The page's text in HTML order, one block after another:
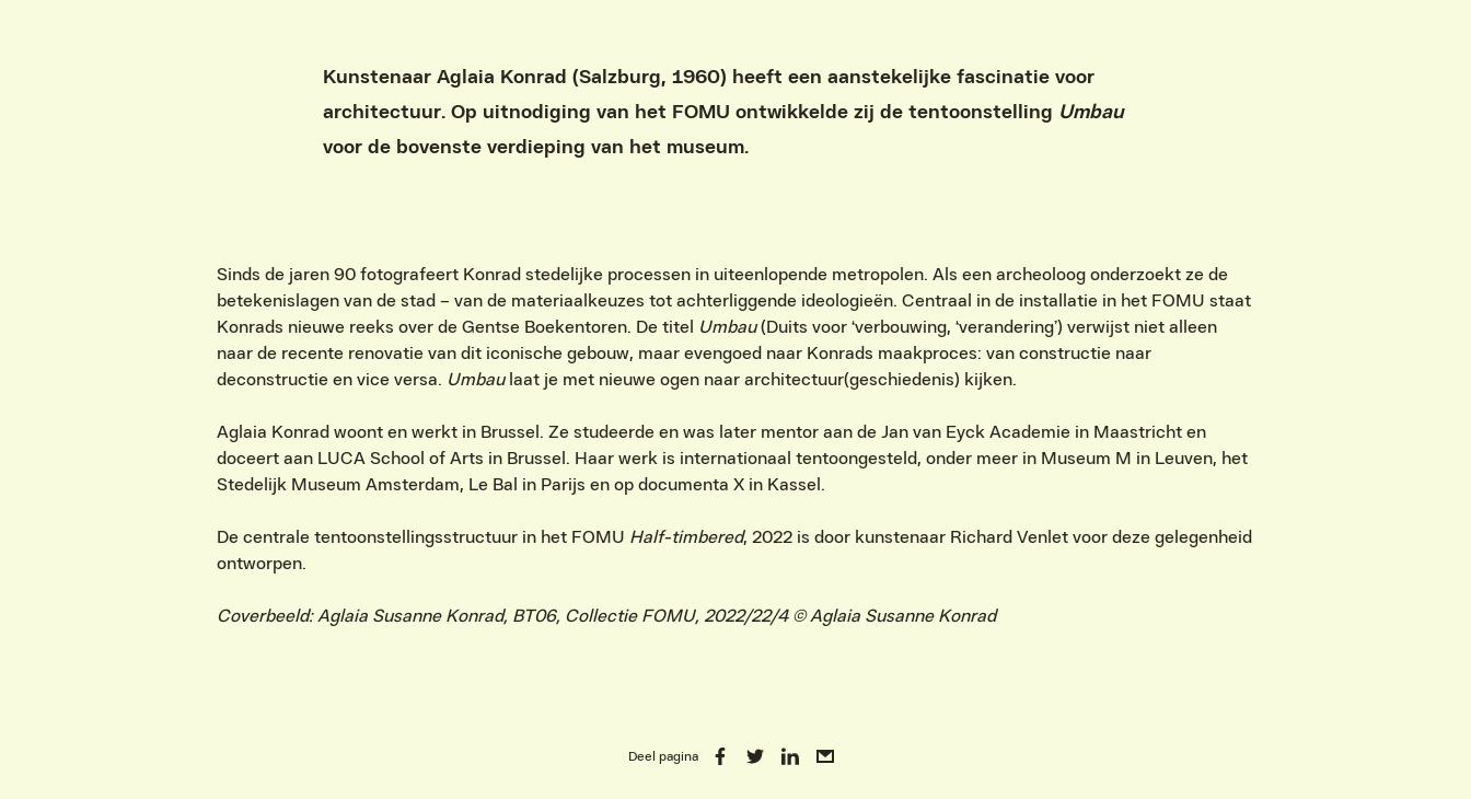
Kunstenaar Aglaia Konrad (Salzburg, 1960) heeft een aanstekelijke fascinatie voor
architectuur. Op uitnodiging van het FOMU ontwikkelde zij de tentoonstelling Umbau
voor de bovenste verdieping van het museum. ​
Sinds de jaren 90 fotografeert Konrad stedelijke processen in uiteenlopende metropolen. Als een archeoloog onderzoekt ze de
betekenislagen van de stad – van de materiaalkeuzes tot achterliggende ideologieën. Centraal in de installatie in het FOMU staat
Konrads nieuwe reeks over de Gentse Boekentoren. De titel
Umbau(Duits voor ‘verbouwing, ‘verandering’) verwijst niet alleen
naar de recente renovatie van dit iconische gebouw, maar evengoed naar Konrads maakproces: van constructie naar
deconstructie en vice versa. Umbaulaat je met nieuwe ogen naar architectuur(geschiedenis) kijken. ​
Aglaia Konrad woont en werkt in Brussel. Ze studeerde en was later mentor aan de Jan van Eyck Academie in Maastricht en
doceert aan LUCA School of Arts in Brussel. Haar werk is internationaal tentoongesteld, onder meer in Museum M in Leuven, het
Stedelijk Museum Amsterdam, Le Bal in Parijs en op documenta X in Kassel.
De centrale tentoonstellingsstructuur in het FOMU Half-timbered, 2022 is door kunstenaar Richard Venlet voor deze gelegenheid
ontworpen.
Coverbeeld: Aglaia Susanne Konrad, BT06, Collectie FOMU, 2022/22/4 © Aglaia Susanne Konrad
Deel pagina